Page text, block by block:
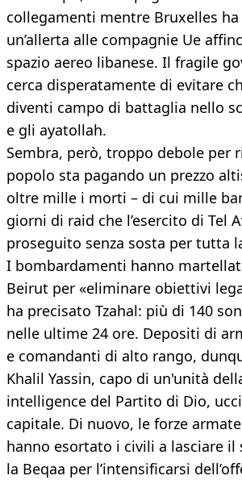
collegamenti mentre Bruxelles
un’allerta alle compagnie Ue
spazio aereo libanese. Il fragile
cerca disperatamente di evitare
diventi campo di battaglia nello
e gli ayatollah.
Sembra, però, troppo debole per
popolo sta pagando un prezzo
oltre mille i morti – di cui mille
giorni di raid che l’esercito di Tel
proseguito senza sosta per tutta
I bombardamenti hanno
Beirut per «eliminare obiettivi
ha precisato Tzahal: più di 140
nelle ultime 24 ore. Depositi di
e comandanti di alto rango,
Khalil Yassin, capo di un'unità
intelligence del Partito di Dio,
capitale. Di nuovo, le forze
hanno esortato i civili a lasciare il
la Beqaa per l’intensificarsi